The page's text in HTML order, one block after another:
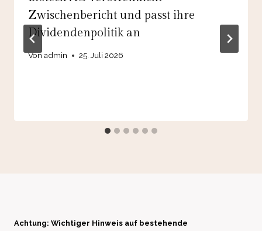
Zwischenbericht und passt ihre
Dividendenpolitik an
Vonadmin 25. Juli 2026
Achtung: Wichtiger Hinweis auf bestehende